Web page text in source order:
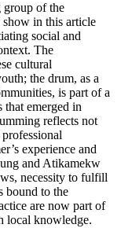
group of the
in this article
social and
The
cultural
the drum, as a
is part of a
that emerged in
reflects not
experience and
and Atikamekw
necessity to fulfill
bound to the
are now part of
local knowledge.